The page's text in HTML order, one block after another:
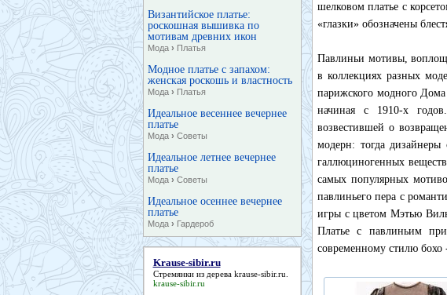
Византийское платье:
роскошная вышивка по
мотивам древних икон
Мода › Платья
Модное платье с запахом:
женская роскошь и властность
Мода › Платья
Идеальное весеннее вечернее
платье
Мода › Советы
Идеальное летнее вечернее
платье
Мода › Советы
Идеальное осеннее вечернее
платье
Мода › Гардероб
Krause-sibir.ru
Стремянки из дерева krause-sibir.ru
krause-sibir.ru
шелковом платье с
«глазки» обозначены
Павлиньи мотивы,
в коллекциях разных
парижского модного
начиная с 1910-х
возвестившей о
модерн: тогда
галлюциногенных
самых популярных
павлиньего пера с
игры с цветом Мэтью
Платье с павлиньим
современному стилю